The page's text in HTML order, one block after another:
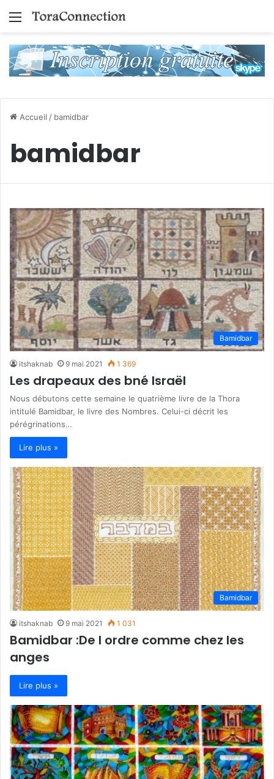
Menu
Accueil / bamidbar
bamidbar
Bamidbar
itshaknab 9 mai 2021 1 369
Les drapeaux des bné Israël
Nous débutons cette semaine le quatrième livre de la Thora
intitulé Bamidbar, le livre des Nombres. Celui-ci décrit les
pérégrinations…
Lire plus »
Bamidbar
itshaknab 9 mai 2021 1 031
Bamidbar :De l ordre comme chez les
anges
Lire plus »